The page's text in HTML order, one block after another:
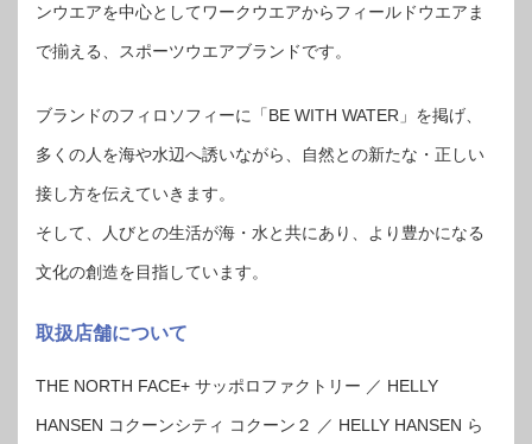
ンウエアを中心としてワークウエアからフィールドウエアま
で揃える、スポーツウエアブランドです。
ブランドのフィロソフィーに「BE WITH WATER」を掲げ、
多くの人を海や水辺へ誘いながら、自然との新たな・正しい
接し方を伝えていきます。
そして、人びとの生活が海・水と共にあり、より豊かになる
文化の創造を目指しています。
取扱店舗について
THE NORTH FACE+ サッポロファクトリー ／ HELLY
HANSEN コクーンシティ コクーン２ ／ HELLY HANSEN ら